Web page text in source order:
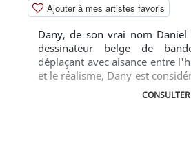
Ajouter à mes artistes favoris
Dany, de son vrai nom
dessinateur belge de
déplaçant avec aisance entre
et le réalisme, Dany est
grands auteurs de la bande